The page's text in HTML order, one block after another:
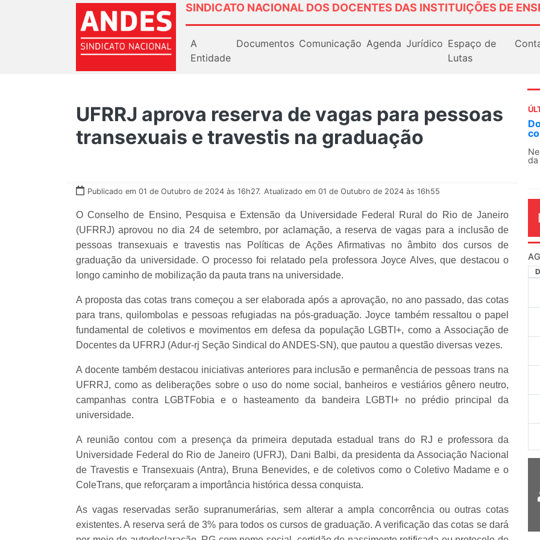
SINDICATO NACIONAL DOS DOCENTES DAS INSTITUIÇÕES DE
A
Entidade
Documentos Comunicação Agenda Jurídico Espaço de
Lutas
UFRRJ aprova reserva de vagas para pessoas
transexuais e travestis na graduação
Publicado em 01 de Outubro de 2024 às 16h27. Atualizado em 01 de Outubro de 2024 às 16h55
O Conselho de Ensino, Pesquisa e Extensão da Universidade Federal Rural do Rio de Janeiro
(UFRRJ) aprovou no dia 24 de setembro, por aclamação, a reserva de vagas para a inclusão de
pessoas transexuais e travestis nas Políticas de Ações Afirmativas no âmbito dos cursos de
graduação da universidade. O processo foi relatado pela professora Joyce Alves, que destacou o
longo caminho de mobilização da pauta trans na universidade.
A proposta das cotas trans começou a ser elaborada após a aprovação, no ano passado, das cotas
para trans, quilombolas e pessoas refugiadas na pós-graduação. Joyce também ressaltou o papel
fundamental de coletivos e movimentos em defesa da população LGBTI+, como a Associação de
Docentes da UFRRJ (Adur-rj Seção Sindical do ANDES-SN), que pautou a questão diversas vezes.
A docente também destacou iniciativas anteriores para inclusão e permanência de pessoas trans na
UFRRJ, como as deliberações sobre o uso do nome social, banheiros e vestiários gênero neutro,
campanhas contra LGBTFobia e o hasteamento da bandeira LGBTI+ no prédio principal da
universidade.
A reunião contou com a presença da primeira deputada estadual trans do RJ e professora da
Universidade Federal do Rio de Janeiro (UFRJ), Dani Balbi, da presidenta da Associação Nacional
de Travestis e Transexuais (Antra), Bruna Benevides, e de coletivos como o Coletivo Madame e o
ColeTrans, que reforçaram a importância histórica dessa conquista.
As vagas reservadas serão supranumerárias, sem alterar a ampla concorrência ou outras cotas
existentes. A reserva será de 3% para todos os cursos de graduação. A verificação das cotas se dará
Docentes paralisam novamente as
contra as políticas de Milei na Argentina
Nessa segunda-feira (3), sindicatos de
da educação superior e básica da Argentina...